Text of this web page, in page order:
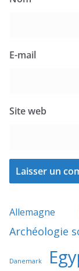
E-mail
Site web
Allemagne
Archéologie
Danemark